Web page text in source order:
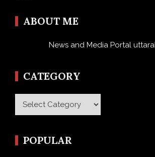
ABOUT ME
News and Media Portal
CATEGORY
Category
POPULAR